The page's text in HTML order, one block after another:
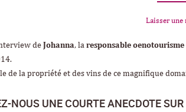
Laisser une
de Johanna, la responsable oenotourisme
de la propriété et des vins de ce magnifique
NOUS UNE COURTE ANECDOTE